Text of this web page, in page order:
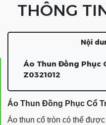
THÔNG
Nội
Áo Thun Đồng Phục
Z0321012
Áo Thun Đồng Phục Cổ
Áo thun cổ tròn có thể được